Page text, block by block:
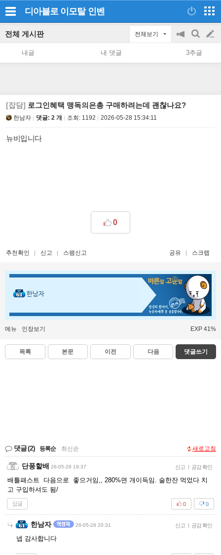
디아블로 이모탈 인벤
전체 게시판 전체보기
공
on/off
검
색
글
쓰
내글 내 댓글 3추글
[잡담] 로그인혜택 맹독의은총 구매하려는데 괜찮나요?
한남자 댓글: 2 개 조회: 1192 2026-05-28 15:34:11
뉴비입니다
0
추천확인 신고 스팸신고 공유 스크랩
한남자
메뉴 인장보기 EXP 41%
목록 본문 이전 다음 댓글쓰기
댓글(2) 등록순 최신순 새로고침
단풍할배 26-05-28 19:37 신고 | 공감 확인
배틀패스트 다음으로 좋으거임,, 280%면 개이득임. 술한잔 먹었다 치
고 구입하셔도 됨/
답글 0
0
한남자 26-05-28 20:31 신고 | 공감 확인
넵 감사합니다